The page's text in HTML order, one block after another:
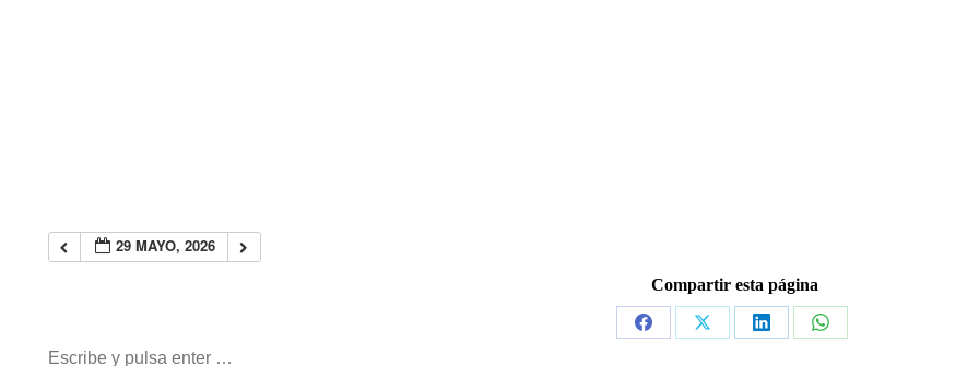
29 MAYO, 2026
Compartir esta página
Share
Share
Share
Share
Buscar: